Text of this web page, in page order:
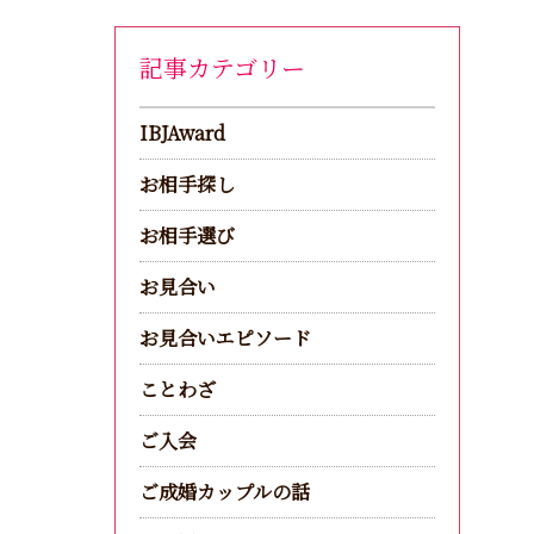
記事カテゴリー
IBJAward
お相手探し
お相手選び
お見合い
お見合いエピソード
ことわざ
ご入会
ご成婚カップルの話